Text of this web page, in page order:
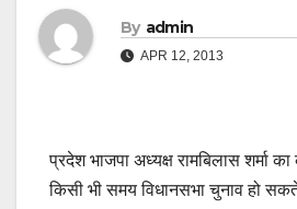
By admin
APR 12, 2013
प्रदेश भाजपा अध्यक्ष रामबिलास शर्मा
किसी भी समय विधानसभा चुनाव हो